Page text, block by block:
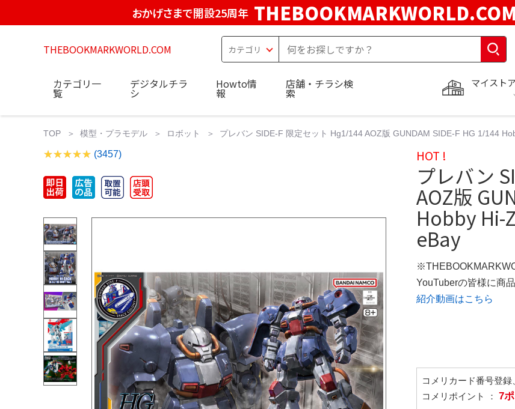
おかげさまで開設25周年
THEBOOKMARKWORLD.COM
マイストア
カテゴリ一
覧
デジタルチラ
シ
Howto情
報
店舗・チラシ検
索
TOP 模型・プラモデル ロボット プレバン SIDE-F 限定セット Hg1/144 AOZ版 GUNDAM SIDE-F HG 1/144
(3457) HOT !
プレバン
AOZ版
Hobby Hi-
eBay
YouTuberの皆様に商
紹介動画はこちら
コメリカード番号登
コメリポイント ： 7